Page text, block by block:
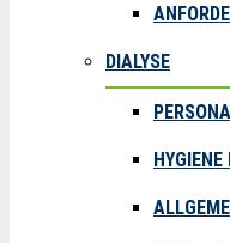
DIALYSE